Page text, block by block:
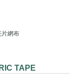
片網布
TAPE